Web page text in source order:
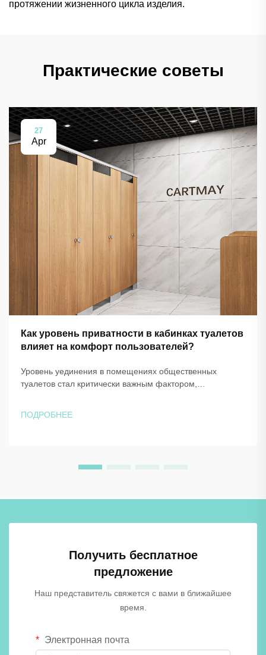
протяжении жизненного цикла изделия.
Практические советы
27
Apr
Как уровень приватности в кабинках туалетов
влияет на комфорт пользователей?
Уровень уединения в помещениях общественных
туалетов стал критически важным фактором,
общественных учреждениях. Конструкция и компоновка
ПОДРОБНЕЕ
Получить бесплатное
предложение
Наш представитель свяжется с вами в ближайшее
время.
Электронная почта